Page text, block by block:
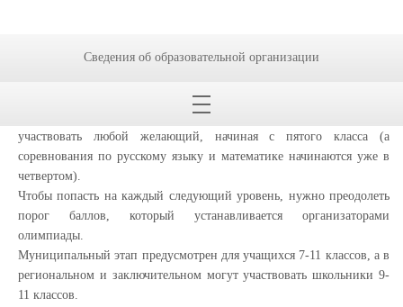
Всероссийская олимпиада школьников ежегодно проводится по 24
соревновании четыре этапа: школьный, муниципальный,
региональный и заключительный. В школьном этапе может
участвовать любой желающий, начиная с пятого класса (а
соревнования по русскому языку и математике начинаются уже в
четвертом).
Чтобы попасть на каждый следующий уровень, нужно преодолеть
порог баллов, который устанавливается организаторами
олимпиады.
Муниципальный этап предусмотрен для учащихся 7-11 классов, а в
региональном и заключительном могут участвовать школьники 9-
11 классов.
Сведения об образовательной организации